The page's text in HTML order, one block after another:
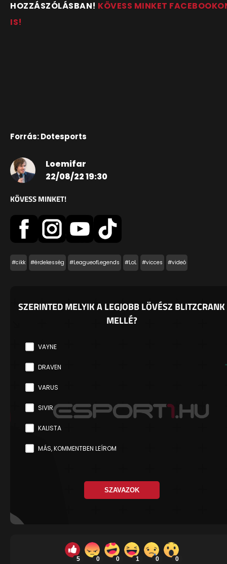
HOZZÁSZÓLÁSBAN! KÖVESS MINKET
IS!
Forrás: Dotesports
Loemifar
22/08/22 19:30
KÖVESS MINKET!
#cikk #érdekesség #LeagueofLegends #LoL #vicces #videó
SZERINTED MELYIK A LEGJOBB LÖVÉSZ BLITZCRANK
MELLÉ?
VAYNE
DRAVEN
VARUS
SIVIR
KALISTA
MÁS, KOMMENTBEN LEÍROM
SZAVAZOK
5 0 0 1 0 0